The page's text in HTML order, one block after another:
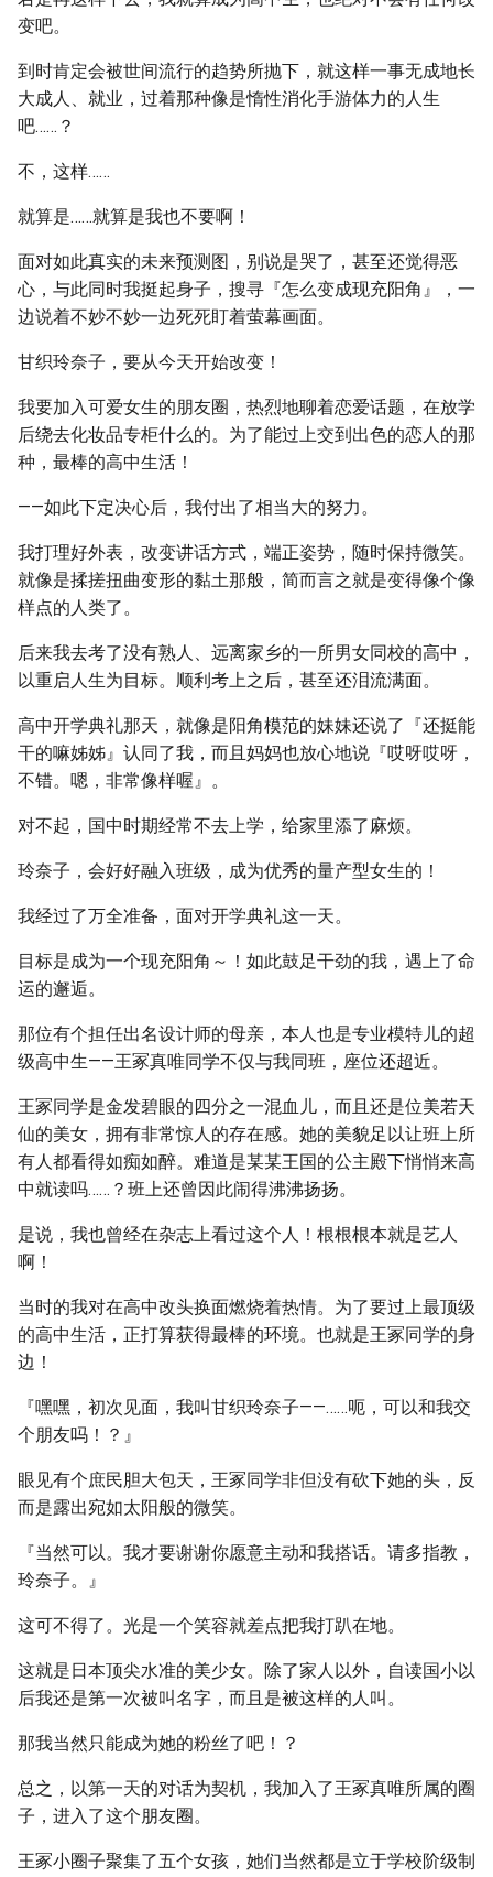
变吧。
到时肯定会被世间流行的趋势所抛下，就这样一事无成地长
大成人、就业，过着那种像是惰性消化手游体力的人生
吧……？
不，这样……
就算是……就算是我也不要啊！
面对如此真实的未来预测图，别说是哭了，甚至还觉得恶
心，与此同时我挺起身子，搜寻『怎么变成现充阳角』，一
边说着不妙不妙一边死死盯着萤幕画面。
甘织玲奈子，要从今天开始改变！
我要加入可爱女生的朋友圈，热烈地聊着恋爱话题，在放学
后绕去化妆品专柜什么的。为了能过上交到出色的恋人的那
种，最棒的高中生活！
——如此下定决心后，我付出了相当大的努力。
我打理好外表，改变讲话方式，端正姿势，随时保持微笑。
就像是揉搓扭曲变形的黏土那般，简而言之就是变得像个像
样点的人类了。
后来我去考了没有熟人、远离家乡的一所男女同校的高中，
以重启人生为目标。顺利考上之后，甚至还泪流满面。
高中开学典礼那天，就像是阳角模范的妹妹还说了『还挺能
干的嘛姊姊』认同了我，而且妈妈也放心地说『哎呀哎呀，
不错。嗯，非常像样喔』。
对不起，国中时期经常不去上学，给家里添了麻烦。
玲奈子，会好好融入班级，成为优秀的量产型女生的！
我经过了万全准备，面对开学典礼这一天。
目标是成为一个现充阳角～！如此鼓足干劲的我，遇上了命
运的邂逅。
那位有个担任出名设计师的母亲，本人也是专业模特儿的超
级高中生——王冢真唯同学不仅与我同班，座位还超近。
王冢同学是金发碧眼的四分之一混血儿，而且还是位美若天
仙的美女，拥有非常惊人的存在感。她的美貌足以让班上所
有人都看得如痴如醉。难道是某某王国的公主殿下悄悄来高
中就读吗……？班上还曾因此闹得沸沸扬扬。
是说，我也曾经在杂志上看过这个人！根根根本就是艺人
啊！
当时的我对在高中改头换面燃烧着热情。为了要过上最顶级
的高中生活，正打算获得最棒的环境。也就是王冢同学的身
边！
『嘿嘿，初次见面，我叫甘织玲奈子——……呃，可以和我交
个朋友吗！？』
眼见有个庶民胆大包天，王冢同学非但没有砍下她的头，反
而是露出宛如太阳般的微笑。
『当然可以。我才要谢谢你愿意主动和我搭话。请多指教，
玲奈子。』
这可不得了。光是一个笑容就差点把我打趴在地。
这就是日本顶尖水准的美少女。除了家人以外，自读国小以
后我还是第一次被叫名字，而且是被这样的人叫。
那我当然只能成为她的粉丝了吧！？
总之，以第一天的对话为契机，我加入了王冢真唯所属的圈
子，进入了这个朋友圈。
王冢小圈子聚集了五个女孩，她们当然都是立于学校阶级制